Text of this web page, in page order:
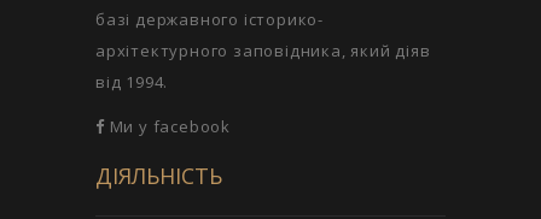
базі державного історико-
архітектурного заповідника, який діяв
від 1994.
Ми у facebook
ДІЯЛЬНІСТЬ